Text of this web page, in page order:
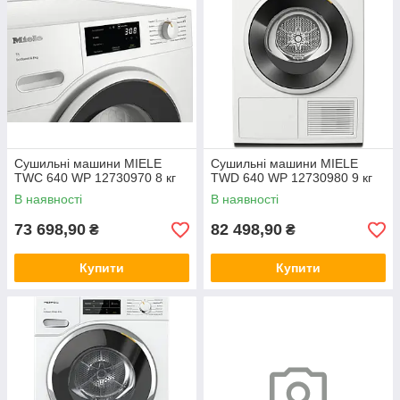
Сушильні машини MIELE
TWC 640 WP 12730970 8 кг
В наявності
73 698,90 ₴
Купити
Сушильні машини MIELE
TWD 640 WP 12730980 9 кг
В наявності
82 498,90 ₴
Купити